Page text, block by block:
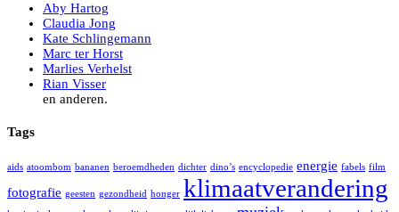
Aby Hartog
Claudia Jong
Kate Schlingemann
Marc ter Horst
Marlies Verhelst
Rian Visser
en anderen.
Tags
aids atoombom bananen beroemdheden dichter dino’s encyclopedie energie fabels film
fotografie geesten gezondheid honger klimaatverandering